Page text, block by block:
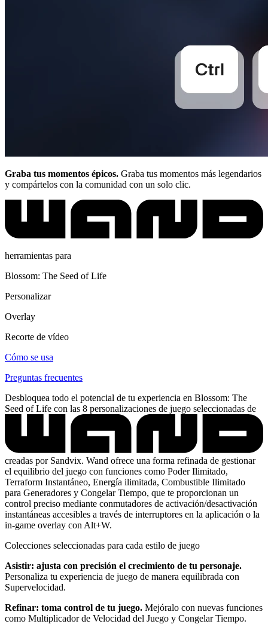
Graba tus momentos épicos. Graba tus momentos más legendarios
y compártelos con la comunidad con un solo clic.
herramientas para
Blossom: The Seed of Life
Personalizar
Overlay
Recorte de vídeo
Cómo se usa
Preguntas frecuentes
Desbloquea todo el potencial de tu experiencia en Blossom: The
Seed of Life con las 8 personalizaciones de juego seleccionadas de
creadas por Sandvix. Wand ofrece una forma refinada de gestionar
el equilibrio del juego con funciones como Poder Ilimitado,
Terraform Instantáneo, Energía ilimitada, Combustible Ilimitado
para Generadores y Congelar Tiempo, que te proporcionan un
control preciso mediante conmutadores de activación/desactivación
instantáneas accesibles a través de interruptores en la aplicación o la
in-game overlay con Alt+W.
Colecciones seleccionadas para cada estilo de juego
Asistir: ajusta con precisión el crecimiento de tu personaje.
Personaliza tu experiencia de juego de manera equilibrada con
Supervelocidad.
Refinar: toma control de tu juego. Mejóralo con nuevas funciones
como Multiplicador de Velocidad del Juego y Congelar Tiempo.